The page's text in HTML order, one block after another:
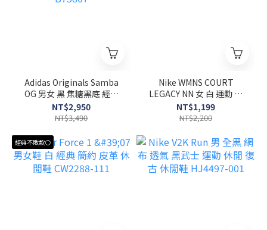
Adidas Originals Samba
OG 男女 黑 焦糖黑底 經典
麂皮 復古 經典 休閒鞋
B75807
NT$2,950
NT$3,490
Nike WMNS COURT
LEGACY NN 女 白 運動 休
閒鞋 DH3161-101
NT$1,199
NT$2,200
經典不敗款⚪